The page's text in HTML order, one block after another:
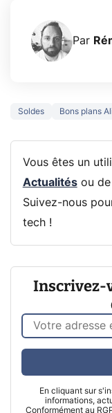
Par
Soldes Bons plans
Vous êtes un
Actualitésou de
Suivez-nous
tech !
Inscrivez-
En cliquant sur
informations,
Conformément au